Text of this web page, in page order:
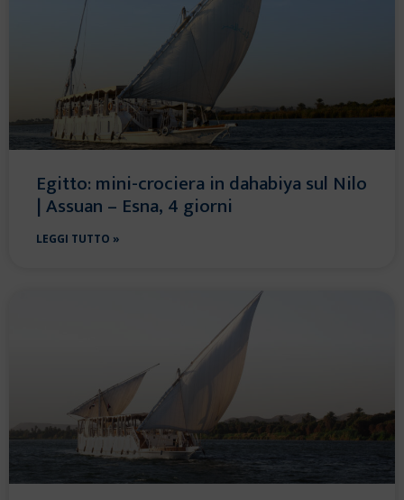
Egitto: mini-crociera in dahabiya sul Nilo
| Assuan – Esna, 4 giorni
LEGGI TUTTO »